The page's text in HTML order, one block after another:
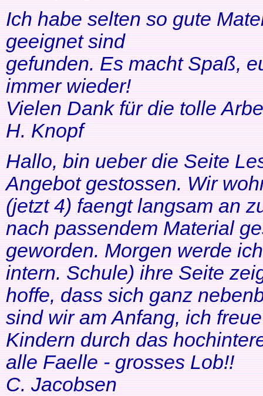
Ich habe selten so gute
geeignet sind
gefunden. Es macht Spaß,
immer wieder!
Vielen Dank für die tolle
H. Knopf
Hallo, bin ueber die Seite
Angebot gestossen. Wir
(jetzt 4) faengt langsam an
nach passendem Material
geworden. Morgen werde
intern. Schule) ihre Seite
hoffe, dass sich ganz
sind wir am Anfang, ich
Kindern durch das
alle Faelle - grosses Lob!!
C. Jacobsen